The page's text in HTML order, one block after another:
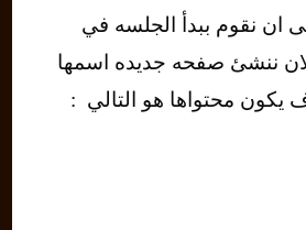
ان نقوم ببدأ الجلسه في
الان ننشئ صفحه جديده اسمها